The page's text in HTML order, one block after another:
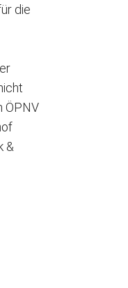
die
ÖPNV
&